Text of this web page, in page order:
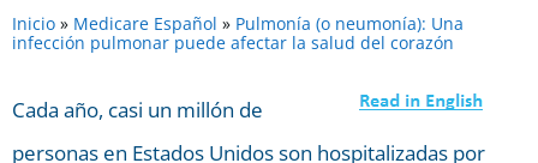
Inicio » Medicare Español » Pulmonía (o neumonía): Una
infección pulmonar puede afectar la salud del corazón
Cada año, casi un millón de
personas en Estados Unidos son hospitalizadas por